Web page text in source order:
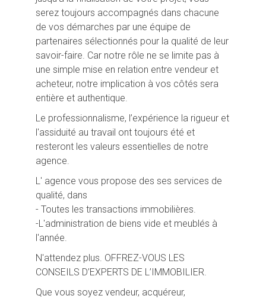
serez toujours accompagnés dans chacune
de vos démarches par une équipe de
partenaires sélectionnés pour la qualité de leur
savoir-faire. Car notre rôle ne se limite pas à
une simple mise en relation entre vendeur et
acheteur, notre implication à vos côtés sera
entière et authentique.
Le professionnalisme, l’expérience la rigueur et
l'assiduité au travail ont toujours été et
resteront les valeurs essentielles de notre
agence.
L' agence vous propose des ses services de
qualité, dans
- Toutes les transactions immobilières.
-L'administration de biens vide et meublés à
l'année.
N'attendez plus. OFFREZ-VOUS LES
CONSEILS D’EXPERTS DE L’IMMOBILIER.
Que vous soyez vendeur, acquéreur,